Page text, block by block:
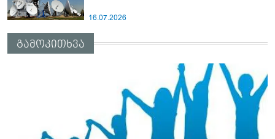
16.07.2026
გამოკითხვა